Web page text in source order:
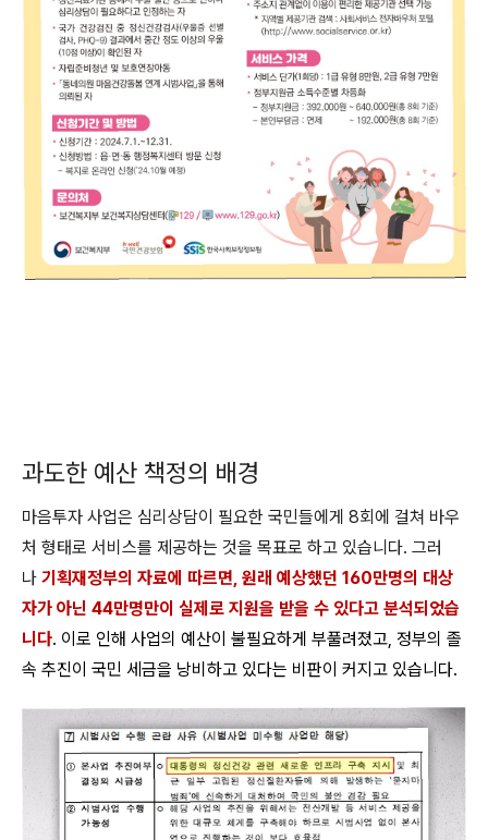
과도한 예산 책정의 배경
마음투자 사업은 심리상담이 필요한 국민들에게 8회에 걸쳐 바우
처 형태로 서비스를 제공하는 것을 목표로 하고 있습니다. 그러
나 기획재정부의 자료에 따르면, 원래 예상했던 160만명의 대상
자가 아닌 44만명만이 실제로 지원을 받을 수 있다고 분석되었습
니다. 이로 인해 사업의 예산이 불필요하게 부풀려졌고, 정부의 졸
속 추진이 국민 세금을 낭비하고 있다는 비판이 커지고 있습니다.